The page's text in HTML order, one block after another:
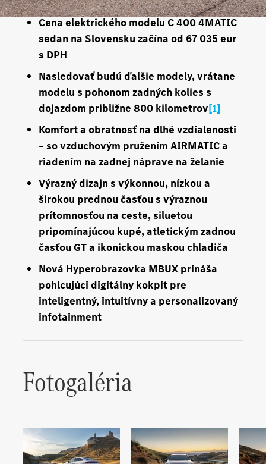
Cena elektrického modelu C 400 4MATIC
sedan na Slovensku začína od 67 035 eur
s DPH
Nasledovať budú ďalšie modely, vrátane
modelu s pohonom zadných kolies s
dojazdom približne 800 kilometrov[1]
Komfort a obratnosť na dlhé vzdialenosti
– so vzduchovým pružením AIRMATIC a
riadením na zadnej náprave na želanie
Výrazný dizajn s výkonnou, nízkou a
širokou prednou časťou s výraznou
prítomnosťou na ceste, siluetou
pripomínajúcou kupé, atletickým zadnou
časťou GT a ikonickou maskou chladiča
Nová Hyperobrazovka MBUX prináša
pohlcujúci digitálny kokpit pre
inteligentný, intuitívny a personalizovaný
infotainment
Fotogaléria